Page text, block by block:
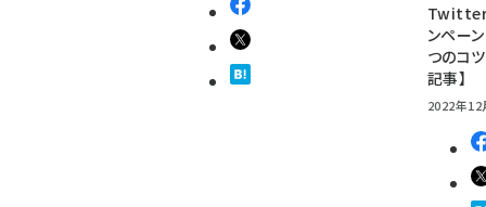
Twitter
ンペー
つのコ
記事】
2022年